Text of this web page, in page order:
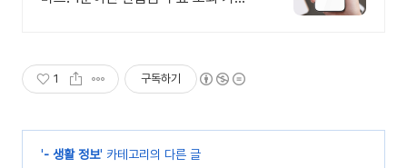
1 구독하기
'- 생활 정보' 카테고리의 다른 글